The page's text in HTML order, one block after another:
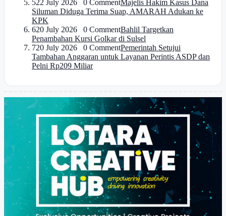
522 July 2026 0 CommentMajelis Hakim Kasus Dana
Siluman Diduga Terima Suap, AMARAH Adukan ke
KPK
620 July 2026 0 CommentBahlil Targetkan
Penambahan Kursi Golkar di Sulsel
720 July 2026 0 CommentPemerintah Setujui
Tambahan Anggaran untuk Layanan Perintis ASDP dan
Pelni Rp209 Miliar